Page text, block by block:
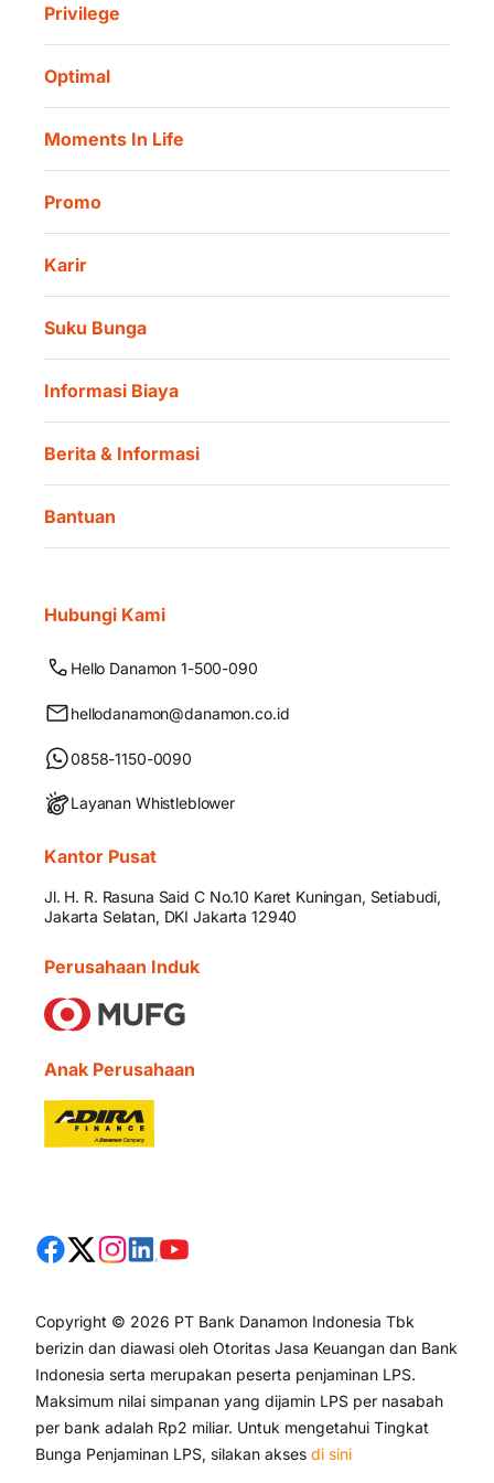
Danamon Cash Connect User Guidelines
Danamon Digital Onboarding
Danamon QR Merchant
Informasi Investor
Privilege
Optimal
Moments In Life
Promo
Karir
Suku Bunga
Informasi Biaya
Berita & Informasi
Bantuan
Hubungi Kami
Hello Danamon 1-500-090
hellodanamon@danamon.co.id
0858-1150-0090
Layanan Whistleblower
Kantor Pusat
Jl. H. R. Rasuna Said C No.10 Karet Kuningan, Setiabudi,
Jakarta Selatan, DKI Jakarta 12940
Perusahaan Induk
Anak Perusahaan
Copyright © 2026 PT Bank Danamon Indonesia Tbk
berizin dan diawasi oleh Otoritas Jasa Keuangan dan Bank
Indonesia serta merupakan peserta penjaminan LPS.
Maksimum nilai simpanan yang dijamin LPS per nasabah
per bank adalah Rp2 miliar. Untuk mengetahui Tingkat
Bunga Penjaminan LPS, silakan akses di sini